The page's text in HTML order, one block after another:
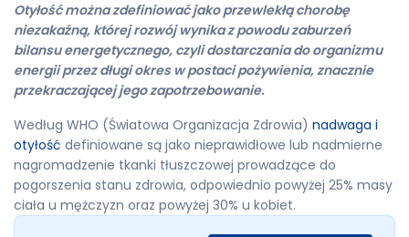
Otyłość można zdefiniować jako przewlekłą chorobę
niezakaźną, której rozwój wynika z powodu zaburzeń
bilansu energetycznego, czyli dostarczania do organizmu
energii przez długi okres w postaci pożywienia, znacznie
przekraczającej jego zapotrzebowanie.
Według WHO (Światowa Organizacja Zdrowia) nadwaga i
otyłość definiowane są jako nieprawidłowe lub nadmierne
nagromadzenie tkanki tłuszczowej prowadzące do
pogorszenia stanu zdrowia, odpowiednio powyżej 25% masy
ciała u mężczyzn oraz powyżej 30% u kobiet.